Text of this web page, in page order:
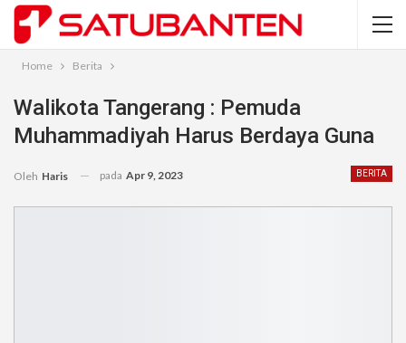
Home Berita
Walikota Tangerang : Pemuda
Muhammadiyah Harus Berdaya Guna
BERITA
Oleh Haris pada Apr 9, 2023